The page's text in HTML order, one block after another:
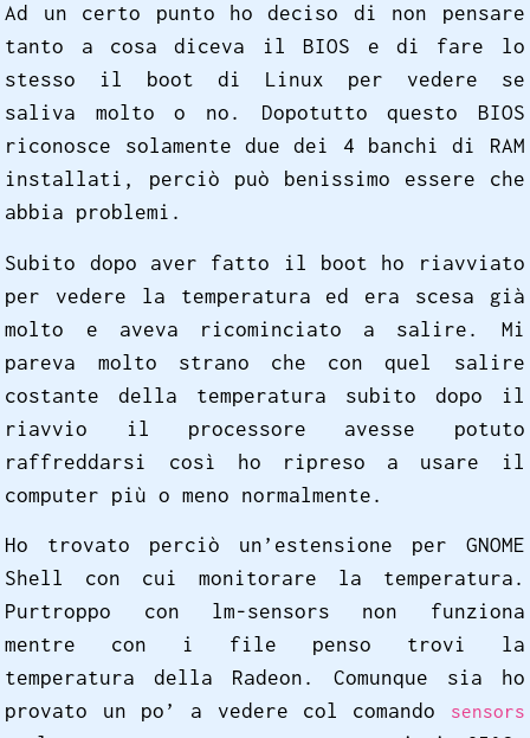
Ad un certo punto ho deciso di non pensare
tanto a cosa diceva il BIOS e di fare lo
stesso il boot di Linux per vedere se
saliva molto o no. Dopotutto questo BIOS
riconosce solamente due dei 4 banchi di RAM
installati, perciò può benissimo essere che
abbia problemi.
Subito dopo aver fatto il boot ho riavviato
per vedere la temperatura ed era scesa già
molto e aveva ricominciato a salire. Mi
pareva molto strano che con quel salire
costante della temperatura subito dopo il
riavvio il processore avesse potuto
raffreddarsi così ho ripreso a usare il
computer più o meno normalmente.
Ho trovato perciò un’estensione per GNOME
Shell con cui monitorare la temperatura.
Purtroppo con lm-sensors non funziona
mentre con i file penso trovi la
temperatura della Radeon. Comunque sia ho
provato un po’ a vedere col comando
sensors